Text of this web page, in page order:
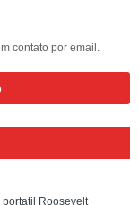
contato por email.
Roosevelt